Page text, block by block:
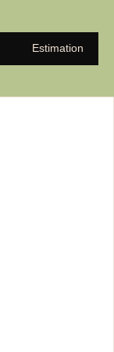
Estimation